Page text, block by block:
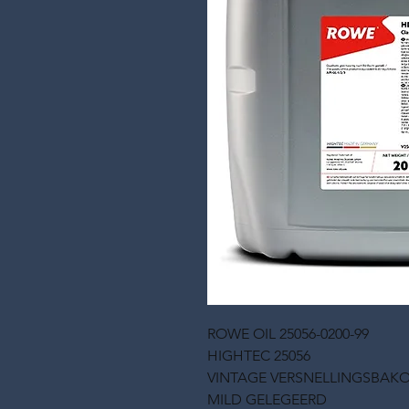
ROWE OIL 25056-0200-99
HIGHTEC 25056
VINTAGE
MILD GELEGEERD